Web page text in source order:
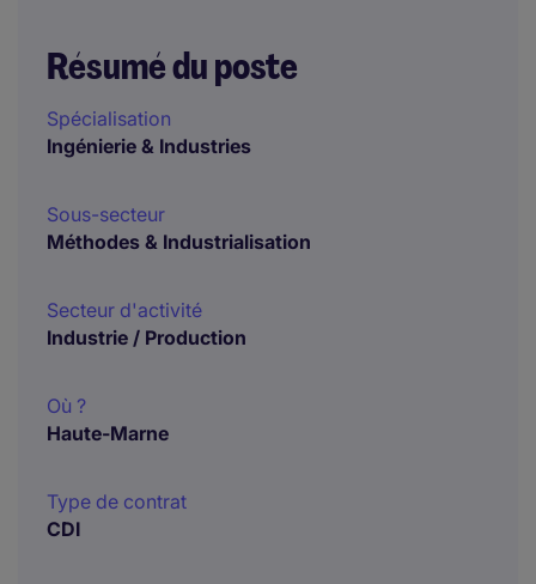
Résumé du poste
Spécialisation
Ingénierie & Industries
Sous-secteur
Méthodes & Industrialisation
Secteur d'activité
Industrie / Production
Où ?
Haute-Marne
Type de contrat
CDI